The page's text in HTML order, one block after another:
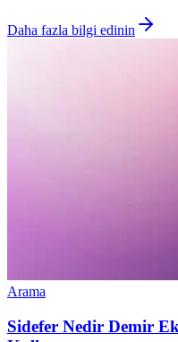
Daha fazla bilgi edinin
Arama
Sidefer Nedir Demir